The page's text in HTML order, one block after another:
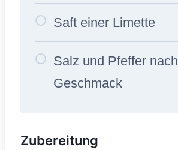
Saft einer Limette
Salz und Pfeffer nach
Geschmack
Zubereitung